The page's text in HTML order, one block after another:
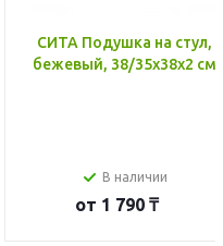
СИТА Подушка на стул,
бежевый, 38/35x38x2 см
В наличии
от 1 790 ₸